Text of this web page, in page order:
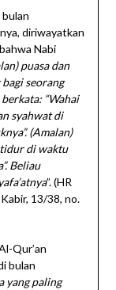
diriwayatkan
Nabi
puasa dan
bagi seorang
“Wahai
syahwat di
(Amalan)
tidur di waktu
Beliau
”. (HR
13/38, no.
Qur’an
bulan
yang paling